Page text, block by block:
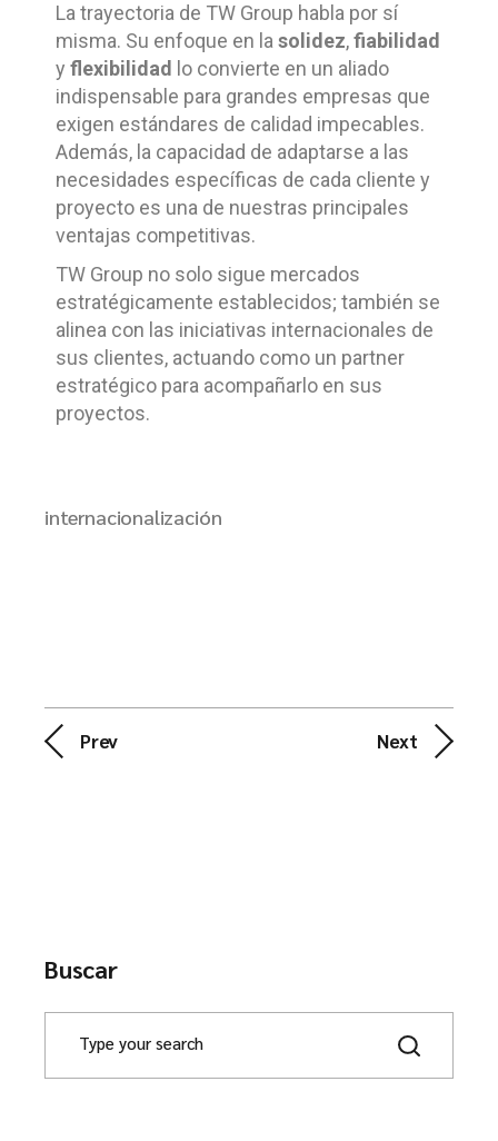
La trayectoria de TW Group habla por sí
misma. Su enfoque en lasolidez,fiabilidad
y flexibilidad lo convierte en un aliado
indispensable para grandes empresas que
exigen estándares de calidad impecables.
Además, la capacidad de adaptarse a las
necesidades específicas de cada cliente y
proyecto es una de nuestras principales
ventajas competitivas.
TW Group no solo sigue mercados
estratégicamente establecidos; también se
alinea con las iniciativas internacionales de
sus clientes, actuando como un partner
estratégico para acompañarlo en sus
proyectos.
internacionalización
Prev Next
Buscar